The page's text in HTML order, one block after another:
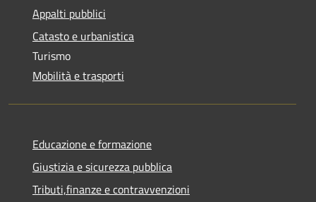
Appalti pubblici
Catasto e urbanistica
Turismo
Mobilità e trasporti
Educazione e formazione
Giustizia e sicurezza pubblica
Tributi,finanze e contravvenzioni